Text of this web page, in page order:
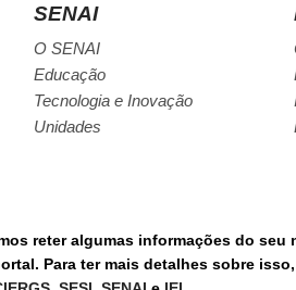
reter algumas informações do seu
Para ter mais detalhes sobre
SENAI
O SENAI
Educação
Tecnologia e Inovação
Unidades